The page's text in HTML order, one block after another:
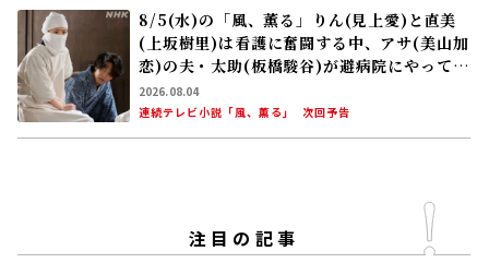
8/5(水)の「風、薫る」りん(見上愛)と直美
(上坂樹里)は看護に奮闘する中、アサ(美山加
恋)の夫・太助(板橋駿谷)が避病院にやってく
る
2026.08.04
連続テレビ小説「風、薫る」
次回予告
注目の記事